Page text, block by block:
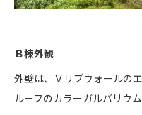
Ｂ棟外観
外壁は、Ｖリブウォールの
ルーフのカラーガルバリウム